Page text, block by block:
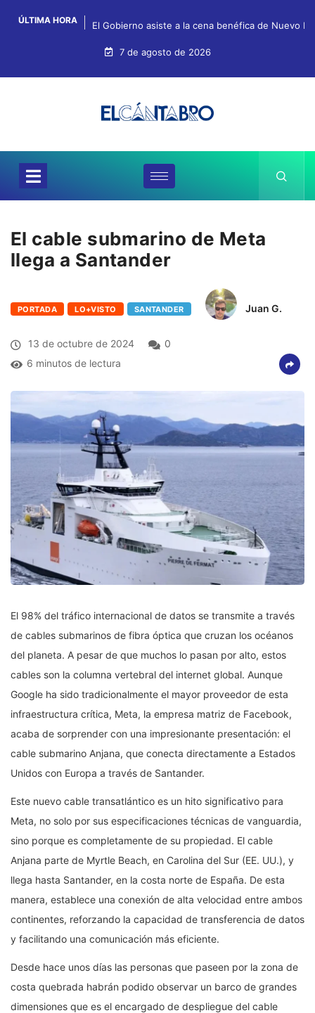
ÚLTIMA HORA El Gobierno asiste a la cena benéfica de Nuevo
7 de agosto de 2026
El cable submarino de Meta
llega a Santander
PORTADA LO+VISTO SANTANDER Juan G.
13 de octubre de 2024
0
6 minutos de lectura
El 98% del tráfico internacional de datos se transmite a través
de cables submarinos de fibra óptica que cruzan los océanos
del planeta. A pesar de que muchos lo pasan por alto, estos
cables son la columna vertebral del internet global. Aunque
Google ha sido tradicionalmente el mayor proveedor de esta
infraestructura crítica, Meta, la empresa matriz de Facebook,
acaba de sorprender con una impresionante presentación: el
cable submarino Anjana, que conecta directamente a Estados
Unidos con Europa a través de Santander.
Este nuevo cable transatlántico es un hito significativo para
Meta, no solo por sus especificaciones técnicas de vanguardia,
sino porque es completamente de su propiedad. El cable
Anjana parte de Myrtle Beach, en Carolina del Sur (EE. UU.), y
llega hasta Santander, en la costa norte de España. De esta
manera, establece una conexión de alta velocidad entre ambos
continentes, reforzando la capacidad de transferencia de datos
y facilitando una comunicación más eficiente.
Desde hace unos días las personas que paseen por la zona de
costa quebrada habrán podido observar un barco de grandes
dimensiones que es el encargado de despliegue del cable